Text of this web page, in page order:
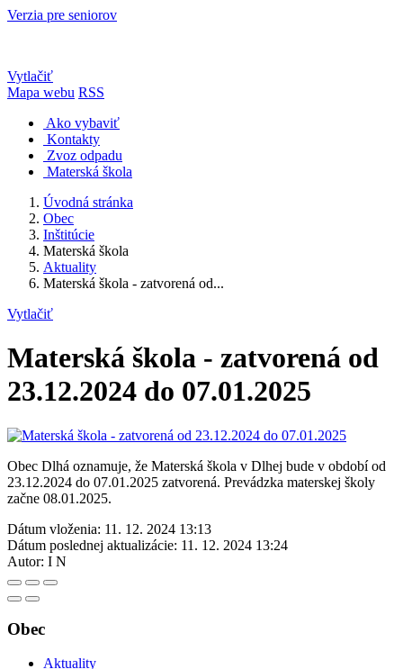
Verzia pre seniorov
Vytlačiť
Mapa webu RSS
Ako vybaviť
Kontakty
Zvoz odpadu
Materská škola
Úvodná stránka
Obec
Inštitúcie
Materská škola
Aktuality
Materská škola - zatvorená od...
Vytlačiť
Materská škola - zatvorená od
23.12.2024 do 07.01.2025
Obec Dlhá oznamuje, že Materská škola v Dlhej bude v období od
23.12.2024 do 07.01.2025 zatvorená. Prevádzka materskej školy
začne 08.01.2025.
Dátum vloženia: 11. 12. 2024 13:13
Dátum poslednej aktualizácie: 11. 12. 2024 13:24
Autor: I N
Obec
Aktuality